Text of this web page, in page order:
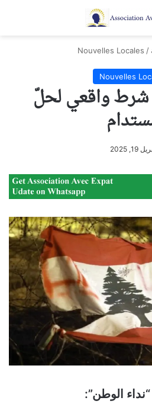
/
Nouvelles Locales
Nouvelles
شرط واقعي لحلّ
19, 2025
الوطن”: